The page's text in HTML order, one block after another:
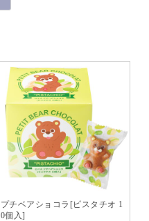
プチベアショコラ[ピスタチオ 1
0個入]